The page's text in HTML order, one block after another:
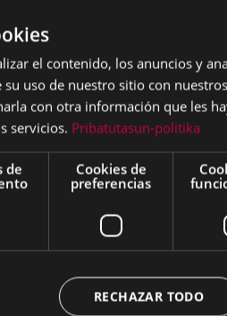
al
a las
el contenido, los anuncios y
uso de nuestro sitio con
con otra información que les
servicios. Pribatutasun-politika
de
Cookies de
preferencias
RECHAZAR TODO